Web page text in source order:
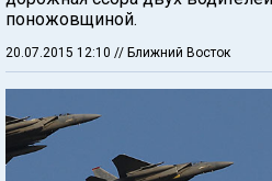
поножовщиной.
20.07.2015 12:10 // Ближний Восток